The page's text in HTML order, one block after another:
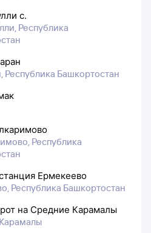
с.
Республика
Республика Башкортостан
Республика
Ермекеево
Республика Башкортостан
на Средние Карамалы